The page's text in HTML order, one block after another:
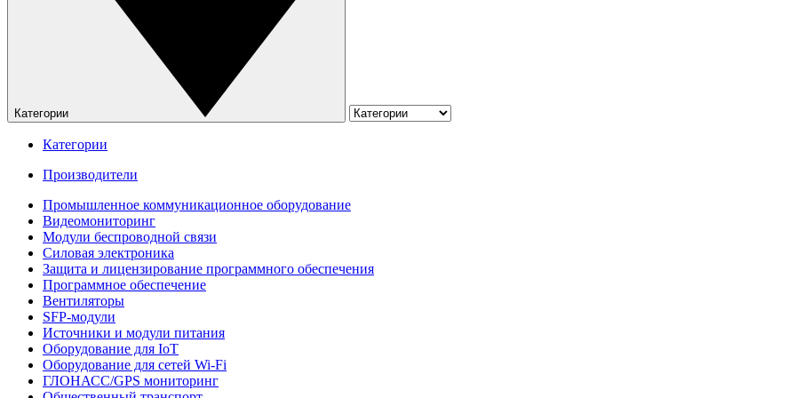
Категории
Категории
Производители
Промышленное коммуникационное оборудование
Видеомониторинг
Модули беспроводной связи
Силовая электроника
Защита и лицензирование программного обеспечения
Программное обеспечение
Вентиляторы
SFP-модули
Источники и модули питания
Оборудование для IoT
Оборудование для сетей Wi-Fi
ГЛОНАСС/GPS мониторинг